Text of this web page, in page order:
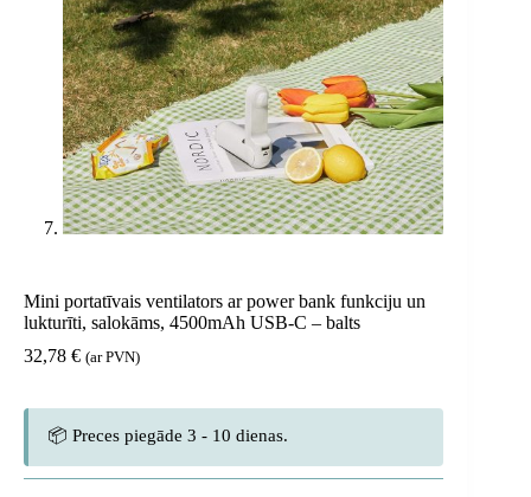
Mini portatīvais ventilators ar power bank funkciju un
lukturīti, salokāms, 4500mAh USB-C – balts
32,78 € (ar PVN)
📦 Preces piegāde 3 - 10 dienas.